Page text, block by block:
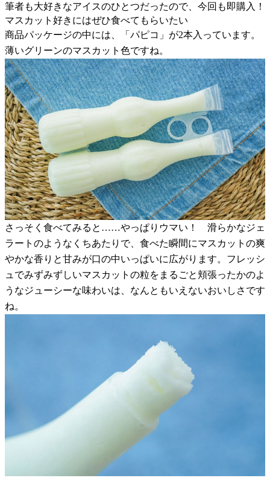
筆者も大好きなアイスのひとつだったので、今回も即購入！
マスカット好きにはぜひ食べてもらいたい
商品パッケージの中には、「パピコ」が2本入っています。
薄いグリーンのマスカット色ですね。
さっそく食べてみると……やっぱりウマい！ 滑らかなジェ
ラートのようなくちあたりで、食べた瞬間にマスカットの爽
やかな香りと甘みが口の中いっぱいに広がります。フレッシ
ュでみずみずしいマスカットの粒をまるごと頬張ったかのよ
うなジューシーな味わいは、なんともいえないおいしさです
ね。